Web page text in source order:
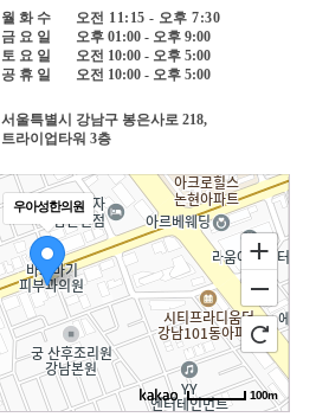
월 화 수
오전 11:15 - 오후 7:30
금 요 일
오후 01:00 - 오후 9:00
토 요 일
오전 10:00 - 오후 5:00
공 휴 일
오전 10:00 - 오후 5:00
서울특별시 강남구 봉은사로 218,
트라이업타워 3층
우아성한의원
100m